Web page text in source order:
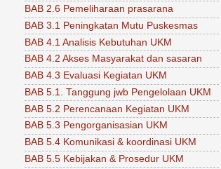
BAB 2.6 Pemeliharaan prasarana
BAB 3.1 Peningkatan Mutu Puskesmas
BAB 4.1 Analisis Kebutuhan UKM
BAB 4.2 Akses Masyarakat dan sasaran
BAB 4.3 Evaluasi Kegiatan UKM
BAB 5.1. Tanggung jwb Pengelolaan UKM
BAB 5.2 Perencanaan Kegiatan UKM
BAB 5.3 Pengorganisasian UKM
BAB 5.4 Komunikasi & koordinasi UKM
BAB 5.5 Kebijakan & Prosedur UKM